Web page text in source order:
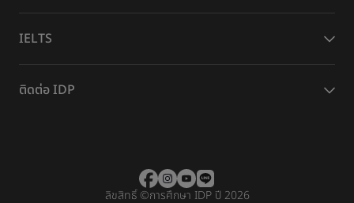
IELTS
ติดต่อ IDP
ลิขสิทธิ์©การศึกษา IDP ปี 2026